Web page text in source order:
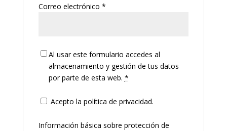
Correo electrónico *
Al usar este formulario accedes al
almacenamiento y gestión de tus datos
por parte de esta web. *
Acepto la política de privacidad.
Información básica sobre protección de